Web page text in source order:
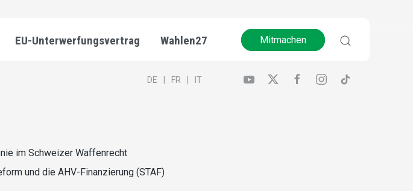
EU-Unterwerfungsvertrag Wahlen27 Mitmachen
DE FR IT
im Schweizer Waffenrecht
und die AHV-Finanzierung (STAF)